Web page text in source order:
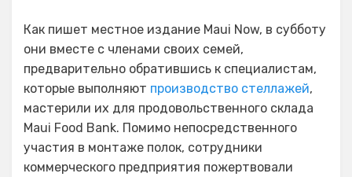
Как пишет местное издание Maui Now, в субботу
они вместе с членами своих семей,
предварительно обратившись к специалистам,
которые выполняют производство стеллажей,
мастерили их для продовольственного склада
Maui Food Bank. Помимо непосредственного
участия в монтаже полок, сотрудники
коммерческого предприятия пожертвовали